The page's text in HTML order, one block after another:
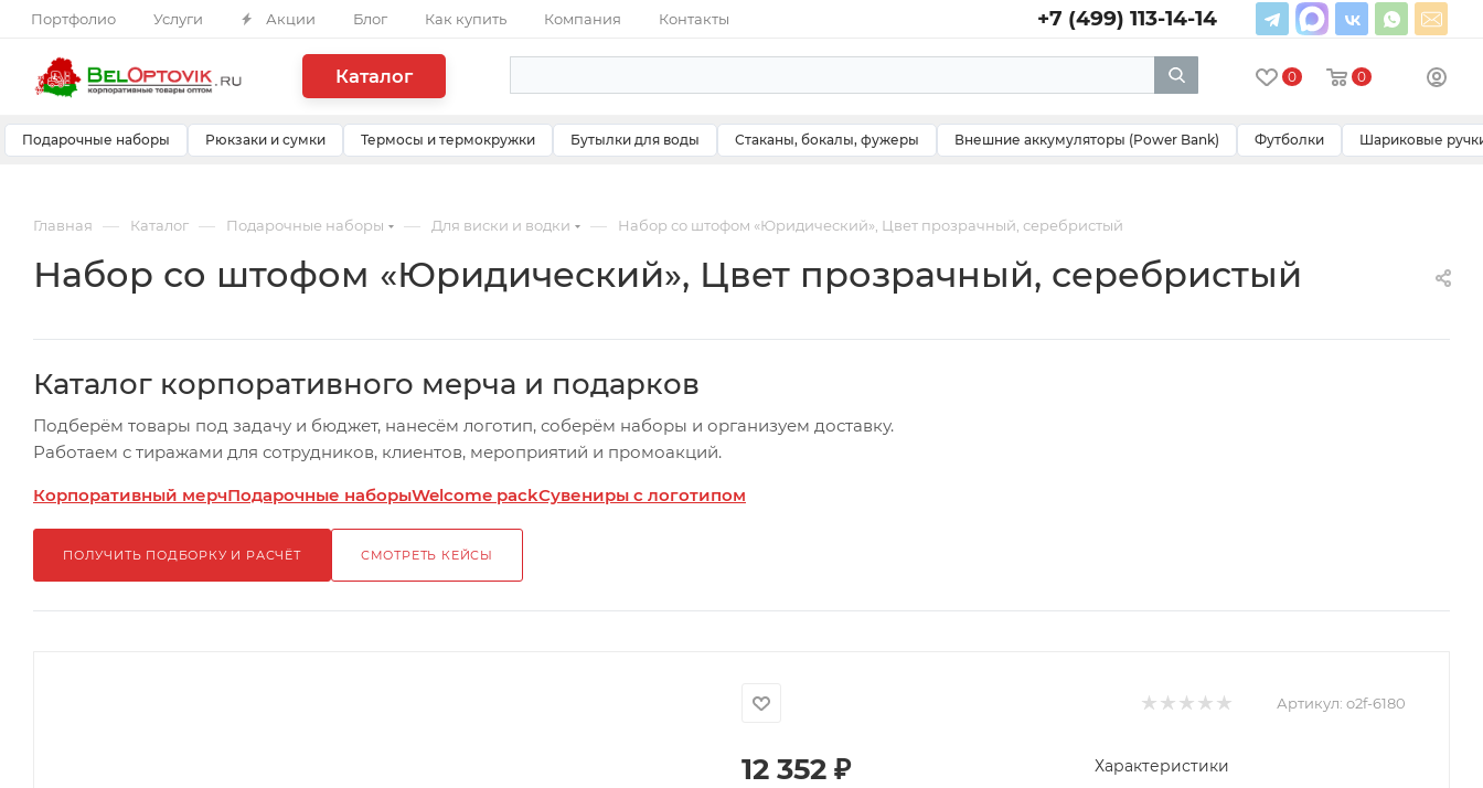
Портфолио Услуги Акции Блог Как купить Компания Контакты +7 (499) 113-14-14
Каталог 0 0
Подарочные наборы Рюкзаки и сумки Термосы и термокружки Бутылки для воды Стаканы, бокалы, фужеры Внешние аккумуляторы (Power Bank) Футболки Шариковые
Главная — Каталог — Подарочные наборы — Для виски и водки — Набор со штофом «Юридический», Цвет прозрачный, серебристый
Набор со штофом «Юридический», Цвет прозрачный, серебристый
Каталог корпоративного мерча и подарков
Подберём товары под задачу и бюджет, нанесём логотип, соберём наборы и организуем доставку.
Работаем с тиражами для сотрудников, клиентов, мероприятий и промоакций.
Корпоративный мерчПодарочные наборыWelcome packСувениры с логотипом
ПОЛУЧИТЬ ПОДБОРКУ И РАСЧЁТ СМОТРЕТЬ КЕЙСЫ
Артикул: o2f-6180
12 352 ₽ Характеристики